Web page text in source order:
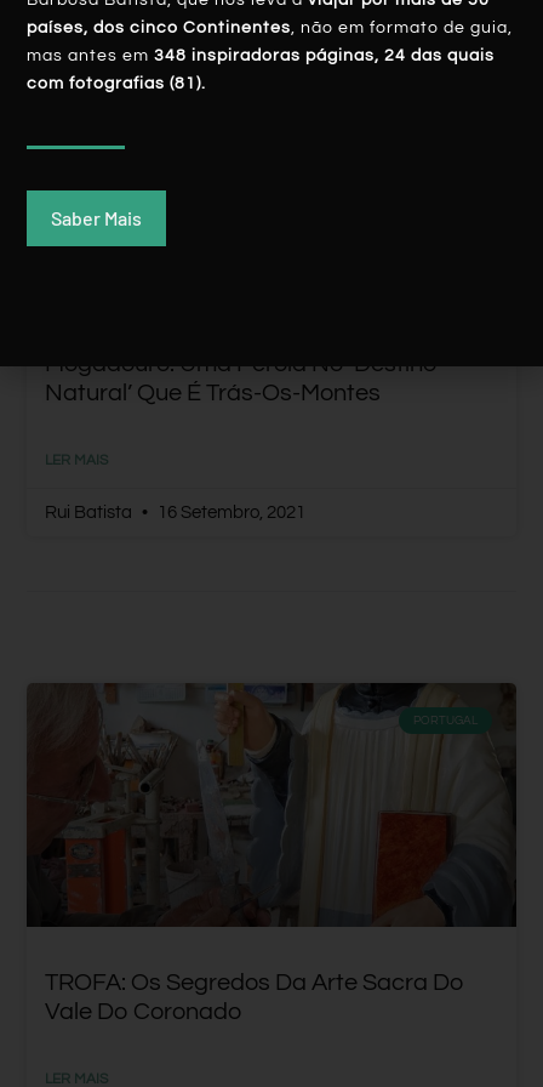
Mogadouro: Uma Pérola No ‘Destino
Natural’ Que É Trás-Os-Montes
LER MAIS
Rui Batista 16 Setembro, 2021
PORTUGAL
TROFA: Os Segredos Da Arte Sacra Do
Vale Do Coronado
LER MAIS
países, dos cinco Continentes, não em formato de guia,
mas antes em348 inspiradoras páginas, 24 das quais
com fotografias (81).
Saber Mais